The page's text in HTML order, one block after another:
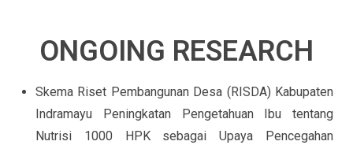
ONGOING RESEARCH
Skema Riset Pembangunan Desa (RISDA) Kabupaten
Indramayu Peningkatan Pengetahuan Ibu tentang
Nutrisi 1000 HPK sebagai Upaya Pencegahan